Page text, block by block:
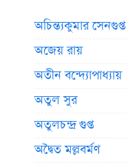
অচিন্ত্যকুমার সেনগুপ্ত
অজেয় রায়
অতীন বন্দ্যোপাধ্যায়
অতুল সুর
অতুলচন্দ্র গুপ্ত
অদ্বৈত মল্লবর্মণ